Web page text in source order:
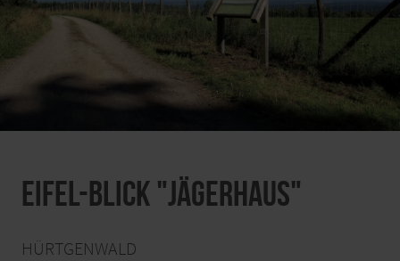
Eifel-Blick "Jägerhaus"
HÜRTGENWALD